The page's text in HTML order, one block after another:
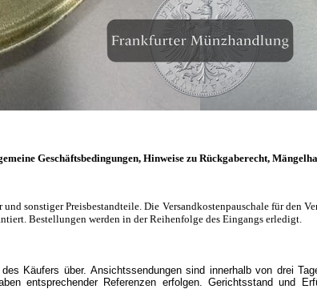
Geschäftsbedingungen, Hinweise zu Rückgaberecht,
sonstiger Preisbestandteile. Die Versandkostenpauschale für den
Bestellungen werden in der Reihenfolge des Eingangs erledigt.
Käufers über. Ansichtssendungen sind innerhalb von drei
entsprechender Referenzen erfolgen. Gerichtsstand und